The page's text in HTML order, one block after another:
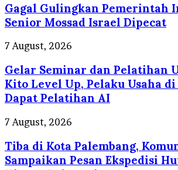
Pemerintah
Iran,
2
Pejabat
Senior
Mossad
Israel
Dipecat
Gagal Gulingkan Pemerintah
Senior Mossad Israel Dipecat
Gelar
dan
Pelatihan
UMKM
Wong
Kito
Level
Up,
Pelaku
Usaha
7 August, 2026
Gelar Seminar dan Pelatihan
Kito Level Up, Pelaku Usaha
Dapat Pelatihan AI
Tiba
Kota
Palembang,
7 August, 2026
Tiba di Kota Palembang,
Sampaikan Pesan Ekspedisi